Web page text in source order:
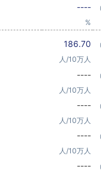
----
%
186.70
人/10万人
----
人/10万人
----
人/10万人
----
人/10万人
----